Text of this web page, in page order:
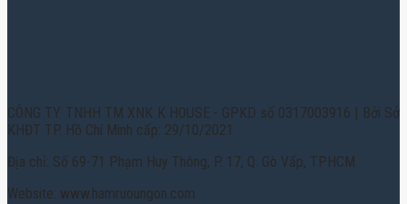
CÔNG TY TNHH TM XNK K HOUSE - GPKD số 0317003916 | Bởi Sở
KHĐT TP. Hồ Chí Minh cấp: 29/10/2021
Địa chỉ: Số 69-71 Phạm Huy Thông, P. 17, Q. Gò Vấp, TPHCM
Website: www.hamruoungon.com